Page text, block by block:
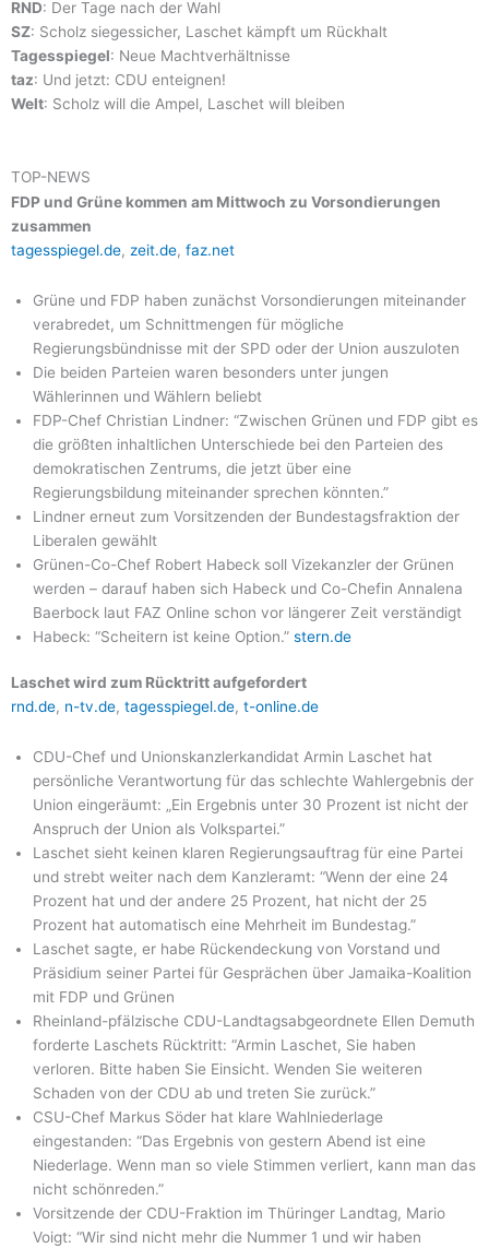
RND: Der Tage nach der Wahl
SZ: Scholz siegessicher, Laschet kämpft um Rückhalt
Tagesspiegel: Neue Machtverhältnisse
taz: Und jetzt: CDU enteignen!
Welt: Scholz will die Ampel, Laschet will bleiben
TOP-NEWS
FDP und Grüne kommen am Mittwoch zu Vorsondierungen
zusammen
tagesspiegel.de, zeit.de, faz.net
Grüne und FDP haben zunächst Vorsondierungen miteinander
verabredet, um Schnittmengen für mögliche
Regierungsbündnisse mit der SPD oder der Union auszuloten
Die beiden Parteien waren besonders unter jungen
Wählerinnen und Wählern beliebt
FDP-Chef Christian Lindner: “Zwischen Grünen und FDP gibt es
die größten inhaltlichen Unterschiede bei den Parteien des
demokratischen Zentrums, die jetzt über eine
Regierungsbildung miteinander sprechen könnten.”
Lindner erneut zum Vorsitzenden der Bundestagsfraktion der
Liberalen gewählt
Grünen-Co-Chef Robert Habeck soll Vizekanzler der Grünen
werden – darauf haben sich Habeck und Co-Chefin Annalena
Baerbock laut FAZ Online schon vor längerer Zeit verständigt
Habeck: “Scheitern ist keine Option.” stern.de
Laschet wird zum Rücktritt aufgefordert
rnd.de, n-tv.de, tagesspiegel.de, t-online.de
CDU-Chef und Unionskanzlerkandidat Armin Laschet hat
persönliche Verantwortung für das schlechte Wahlergebnis der
Union eingeräumt: „Ein Ergebnis unter 30 Prozent ist nicht der
Anspruch der Union als Volkspartei.”
Laschet sieht keinen klaren Regierungsauftrag für eine Partei
und strebt weiter nach dem Kanzleramt: “Wenn der eine 24
Prozent hat und der andere 25 Prozent, hat nicht der 25
Prozent hat automatisch eine Mehrheit im Bundestag.”
Laschet sagte, er habe Rückendeckung von Vorstand und
Präsidium seiner Partei für Gesprächen über Jamaika-Koalition
mit FDP und Grünen
Rheinland-pfälzische CDU-Landtagsabgeordnete Ellen Demuth
forderte Laschets Rücktritt: “Armin Laschet, Sie haben
verloren. Bitte haben Sie Einsicht. Wenden Sie weiteren
Schaden von der CDU ab und treten Sie zurück.”
CSU-Chef Markus Söder hat klare Wahlniederlage
eingestanden: “Das Ergebnis von gestern Abend ist eine
Niederlage. Wenn man so viele Stimmen verliert, kann man das
nicht schönreden.”
Vorsitzende der CDU-Fraktion im Thüringer Landtag, Mario
Voigt: “Wir sind nicht mehr die Nummer 1 und wir haben